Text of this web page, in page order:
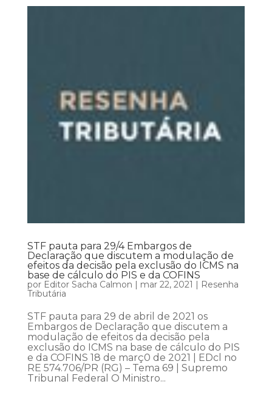
STF pauta para 29/4 Embargos de
Declaração que discutem a modulação de
efeitos da decisão pela exclusão do ICMS na
base de cálculo do PIS e da COFINS
por Editor Sacha Calmon mar 22, 2021
Resenha
Tributária
STF pauta para 29 de abril de 2021 os
Embargos de Declaração que discutem a
modulação de efeitos da decisão pela
exclusão do ICMS na base de cálculo do PIS
e da COFINS 18 de març0 de 2021 | EDcl no
RE 574.706/PR (RG) – Tema 69 | Supremo
Tribunal Federal O Ministro...